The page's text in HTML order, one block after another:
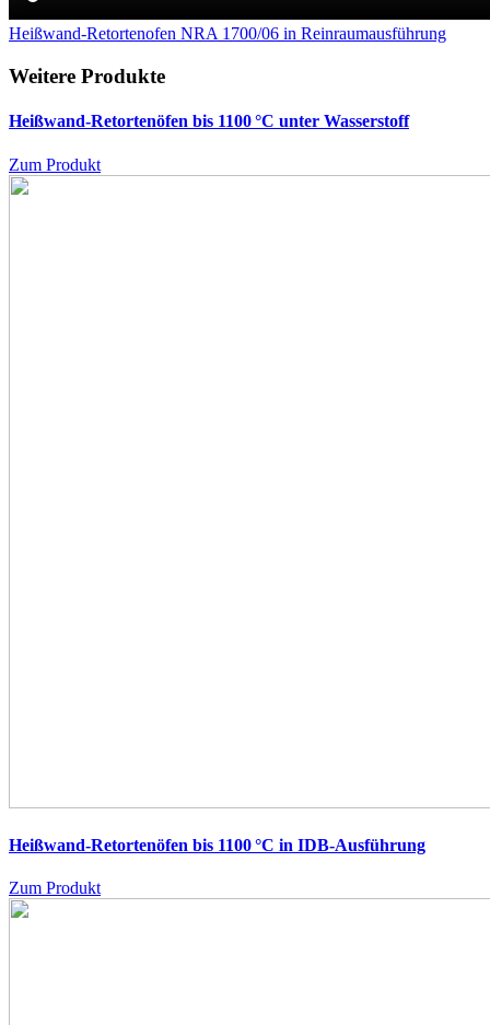
Heißwand-Retortenofen NRA 1700/06 in Reinraumausführung
Weitere Produkte
Heißwand-Retortenöfen bis 1100 °C unter Wasserstoff
Zum Produkt
Heißwand-Retortenöfen bis 1100 °C in IDB-Ausführung
Zum Produkt